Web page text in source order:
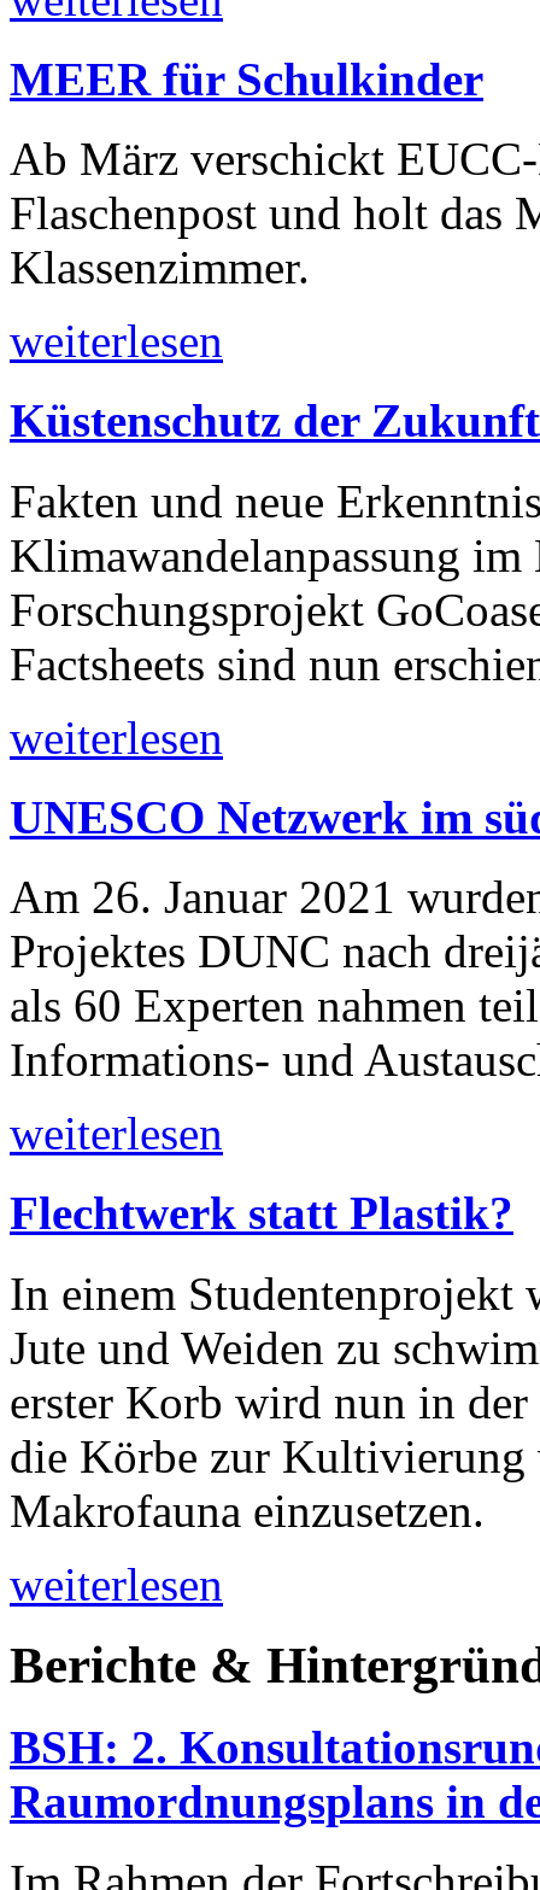
MEER für Schulkinder
Ab März verschickt
Flaschenpost und holt das
Klassenzimmer.
weiterlesen
Küstenschutz der Zukunft
Fakten und neue
Klimawandelanpassung
Forschungsprojekt
Factsheets sind nun
weiterlesen
UNESCO Netzwerk im
Am 26. Januar 2021
Projektes DUNC nach
als 60 Experten nahmen
Informations- und
weiterlesen
Flechtwerk statt Plastik?
In einem Studentenprojekt
Jute und Weiden zu
erster Korb wird nun in
die Körbe zur Kultivierung
Makrofauna einzusetzen.
weiterlesen
Berichte &
BSH: 2.
Raumordnungsplans in